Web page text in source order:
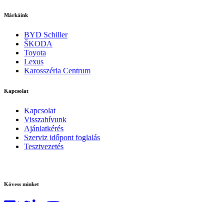
Márkáink
BYD Schiller
ŠKODA
Toyota
Lexus
Karosszéria Centrum
Kapcsolat
Kapcsolat
Visszahívunk
Ajánlatkérés
Szerviz időpont foglalás
Tesztvezetés
Kövess minket